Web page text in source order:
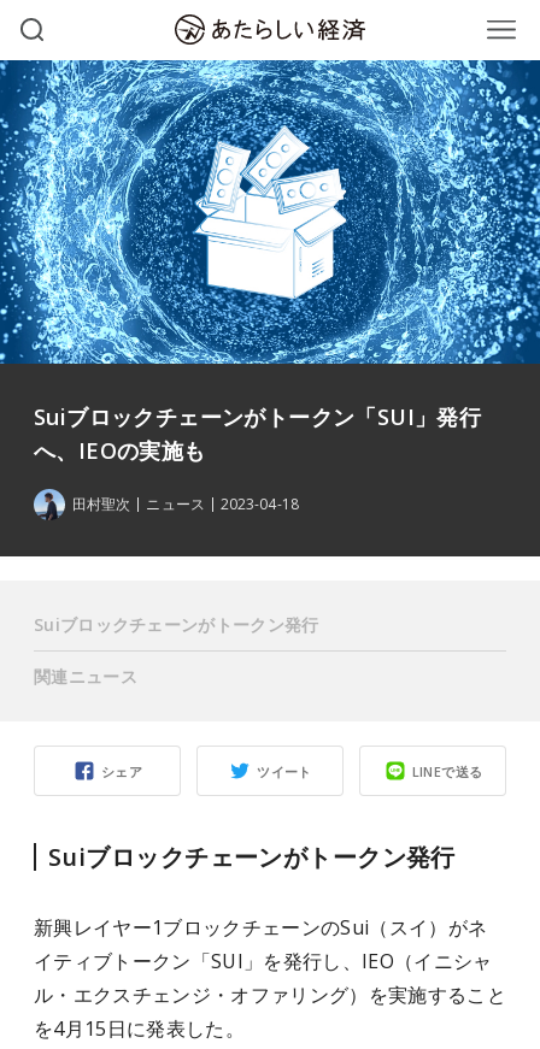
Suiブロックチェーンがトークン「SUI」発行
へ、IEOの実施も
田村聖次 ニュース 2023-04-18
シェア ツイート LINEで送る
Suiブロックチェーンがトークン発行
新興レイヤー1ブロックチェーンのSui（スイ）がネ
イティブトークン「SUI」を発行し、IEO（イニシャ
ル・エクスチェンジ・オファリング）を実施すること
を4月15日に発表した。
Suiブロックチェーンがトークン発行
関連ニュース